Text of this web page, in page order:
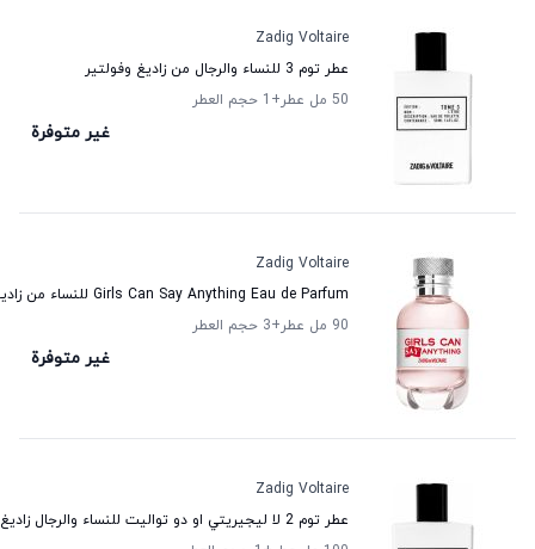
Zadig Voltaire
عطر توم 3 للنساء والرجال من زاديغ وفولتير
50 مل عطر
+1 حجم العطر
غير متوفرة
Zadig Voltaire
Girls Can Say Anything Eau de Parfum للنساء من زاديغ فولتير
90 مل عطر
+3 حجم العطر
غير متوفرة
Zadig Voltaire
عطر توم 2 لا ليجيريتي او دو تواليت للنساء والرجال زاديغ ولتير